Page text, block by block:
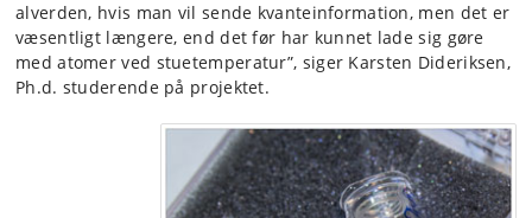
alverden, hvis man vil sende kvanteinformation, men det er
væsentligt længere, end det før har kunnet lade sig gøre
med atomer ved stuetemperatur”, siger Karsten Dideriksen,
Ph.d. studerende på projektet.